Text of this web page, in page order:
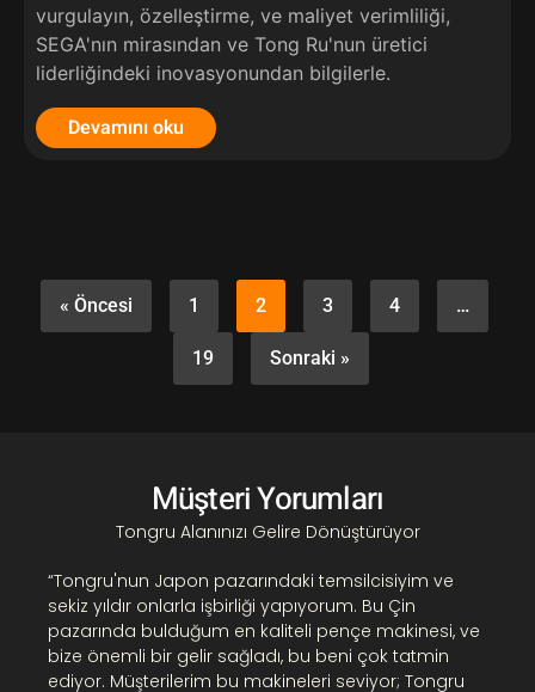
vurgulayın, özelleştirme, ve maliyet verimliliği,
SEGA'nın mirasından ve Tong Ru'nun üretici
liderliğindeki inovasyonundan bilgilerle.
Devamını oku
« Öncesi 1 2 3 4 …
19 Sonraki »
Müşteri Yorumları
Tongru Alanınızı Gelire Dönüştürüyor
“Tongru'nun Japon pazarındaki temsilcisiyim ve
sekiz yıldır onlarla işbirliği yapıyorum. Bu Çin
pazarında bulduğum en kaliteli pençe makinesi, ve
bize önemli bir gelir sağladı, bu beni çok tatmin
ediyor. Müşterilerim bu makineleri seviyor; Tongru